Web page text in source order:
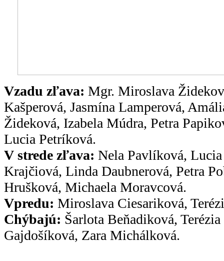
Vzadu zľava: Mgr. Miroslava
Kašperová, Jasmína Lamperová,
Žideková, Izabela Múdra, Petra
Lucia Petríková.
V strede zľava: Nela Pavlíková,
Krajčiová, Linda Daubnerová, Petra
Hrušková, Michaela Moravcová.
Vpredu: Miroslava Ciesariková,
Chýbajú: Šarlota Beňadiková,
Gajdošíková, Zara Michálková.